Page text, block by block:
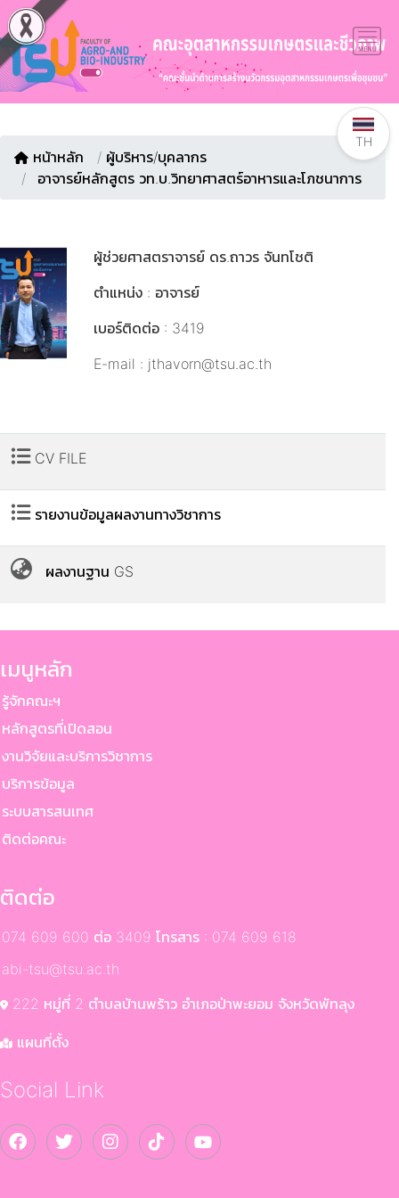
หน้าหลัก / ผู้บริหาร/บุคลากร
อาจารย์หลักสูตร วท.บ.วิทยาศาสตร์อาหารและโภชนาการ
ผู้ช่วยศาสตราจารย์ ดร.ถาวร จันทโชติ
ตำแหน่ง : อาจารย์
เบอร์ติดต่อ : 3419
E-mail : jthavorn@tsu.ac.th
CV FILE
รายงานข้อมูลผลงานทางวิชาการ
ผลงานฐาน GS
เมนูหลัก
กคณะฯ
กสูตรที่เปิดสอน
นวิจัยและบริการวิชาการ
การข้อมูล
บบสารสนเทศ
ดต่อคณะ
ติดต่อ
609 600 ต่อ 3409 โทรสาร : 074 609 618
tsu@tsu.ac.th
222 หมู่ที่ 2 ตำบลบ้านพร้าว อำเภอป่าพะยอม จังหวัดพัทลุง
แผนที่ตั้ง
Social Link
TH